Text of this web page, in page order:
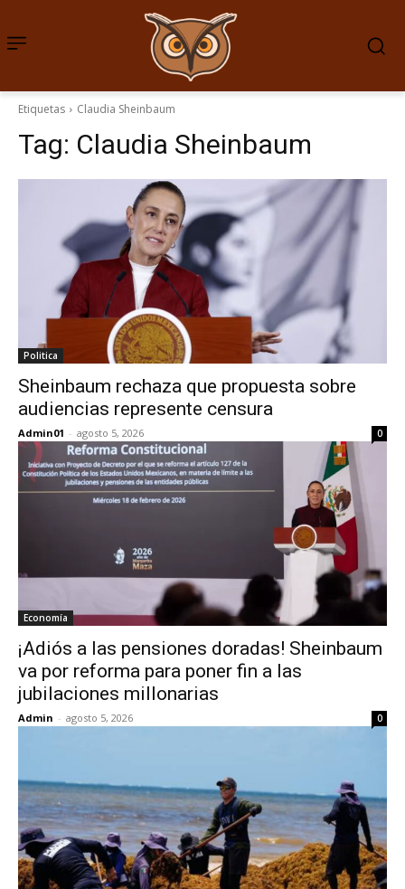
Etiquetas Claudia Sheinbaum
Tag: Claudia Sheinbaum
Politica
Sheinbaum rechaza que propuesta sobre
audiencias represente censura
Admin01 - agosto 5, 2026 0
Economía
¡Adiós a las pensiones doradas! Sheinbaum
va por reforma para poner fin a las
jubilaciones millonarias
Admin - agosto 5, 2026 0